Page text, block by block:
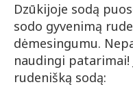
Dzūkijoje sodą
sodo gyvenimą
dėmesingumu.
naudingi patarimai!
rudenišką sodą: